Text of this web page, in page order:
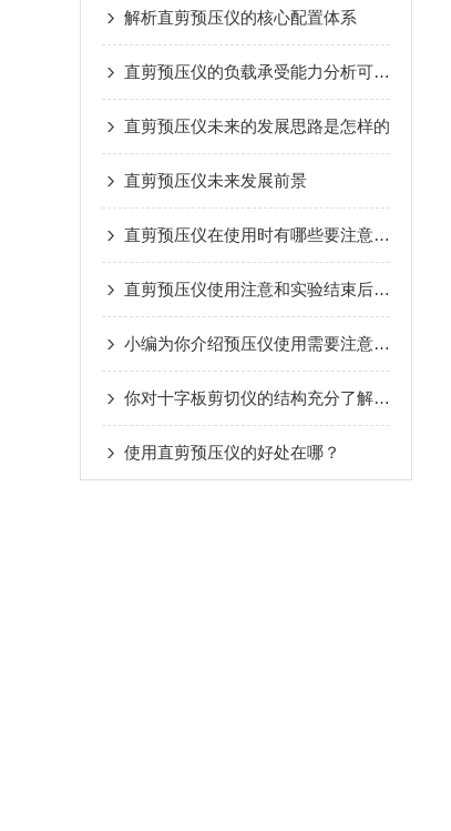
解析直剪预压仪的核心配置体系
直剪预压仪的负载承受能力分析可以从多个方面进行
直剪预压仪未来的发展思路是怎样的
直剪预压仪未来发展前景
直剪预压仪在使用时有哪些要注意的？
直剪预压仪使用注意和实验结束后的保养
小编为你介绍预压仪使用需要注意的地方
你对十字板剪切仪的结构充分了解吗？
使用直剪预压仪的好处在哪？